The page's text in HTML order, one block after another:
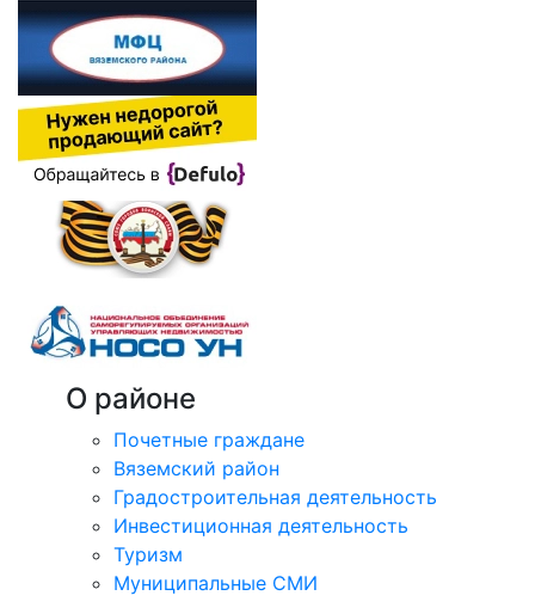
О районе
Почетные граждане
Вяземский район
Градостроительная деятельность
Инвестиционная деятельность
Туризм
Муниципальные СМИ